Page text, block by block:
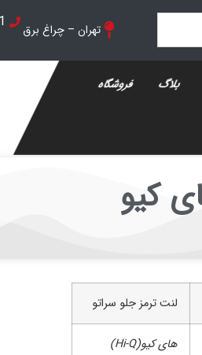
تهران – چراغ برق
بلاگ فروشگاه
کیو
لنت ترمز جلو سراتو
های کیو(Hi-Q)